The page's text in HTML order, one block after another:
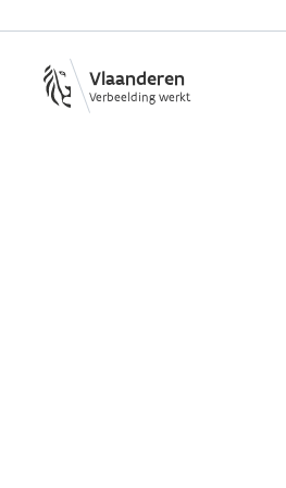
Vlaanderen
Verbeelding werkt